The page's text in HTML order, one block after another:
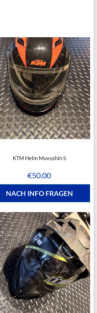
KTM Helm Muvushin S
€50.00
NACH INFO FRAGEN